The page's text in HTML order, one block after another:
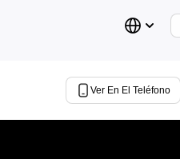
Ver En El Teléfono